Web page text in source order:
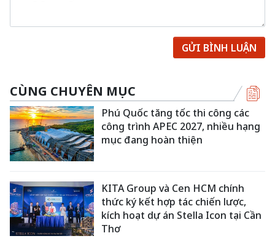
GỬI BÌNH LUẬN
CÙNG CHUYÊN MỤC
Phú Quốc tăng tốc thi công các
công trình APEC 2027, nhiều hạng
mục đang hoàn thiện
KITA Group và Cen HCM chính
thức ký kết hợp tác chiến lược,
kích hoạt dự án Stella Icon tại Cần
Thơ